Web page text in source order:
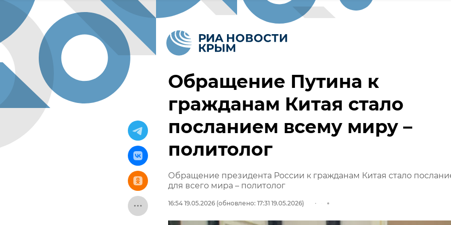
Обращение Путина к
гражданам Китая стало
посланием всему миру –
политолог
Обращение президента России к гражданам Китая стало
для всего мира – политолог
16:54 19.05.2026 (обновлено: 17:31 19.05.2026)